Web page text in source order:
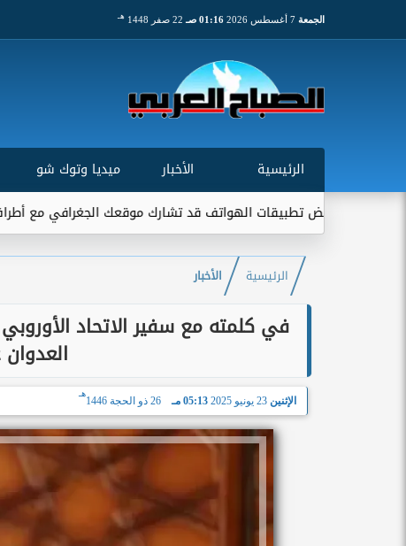
الجمعة 01:16 صـ 22 صفر 1448 هـ
الرئيسية الأخبار ميديا وتوك شو
تطبيقات الهواتف قد تشارك موقعك الجغرافي مع أطراف خارجية...
الرئيسية الأخبار
في كلمته مع سفير الاتحاد
الإثنين 23 يونيو 2025 05:13 مـ 26 ذو الحجة 1446
هـ